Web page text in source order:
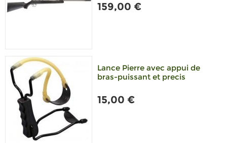
159,00 €
Lance Pierre avec appui de
bras-puissant et precis
15,00 €